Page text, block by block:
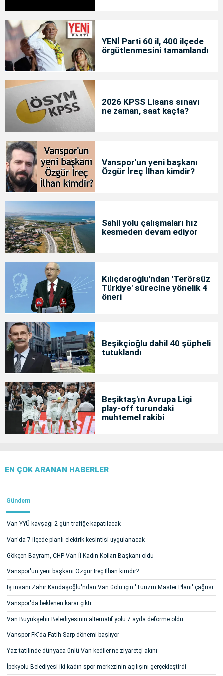
YENİ Parti 60 il, 400 ilçede
örgütlenmesini tamamlandı
2026 KPSS Lisans sınavı
ne zaman, saat kaçta?
Vanspor'un yeni başkanı
Özgür İreç İlhan kimdir?
Sahil yolu çalışmaları hız
kesmeden devam ediyor
Kılıçdaroğlu'ndan 'Terörsüz
Türkiye' sürecine yönelik 4
öneri
Beşikçioğlu dahil 40 şüpheli
tutuklandı
Beşiktaş'ın Avrupa Ligi
play-off turundaki
muhtemel rakibi
EN ÇOK ARANAN HABERLER
Gündem
Van YYÜ kavşağı 2 gün trafiğe kapatılacak
Van'da 7 ilçede planlı elektrik kesintisi uygulanacak
Gökçen Bayram, CHP Van İl Kadın Kolları Başkanı oldu
Vanspor'un yeni başkanı Özgür İreç İlhan kimdir?
İş insanı Zahir Kandaşoğlu'ndan Van Gölü için 'Turizm Master Planı' çağrısı
Vanspor'da beklenen karar çıktı
Van Büyükşehir Belediyesinin alternatif yolu 7 ayda deforme oldu
Vanspor FK'da Fatih Sarp dönemi başlıyor
Yaz tatilinde dünyaca ünlü Van kedilerine ziyaretçi akını
İpekyolu Belediyesi iki kadın spor merkezinin açılışını gerçekleştirdi